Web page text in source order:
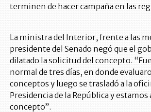
terminen de hacer campaña en las
La ministra del Interior, frente a las
presidente del Senado negó que el
dilatado la solicitud del concepto.
normal de tres días, en donde
conceptos y luego se trasladó a la
Presidencia de la República y estamos
concepto”.